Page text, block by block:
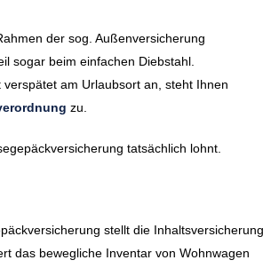
der sog. Außenversicherung
sogar beim einfachen Diebstahl.
am Urlaubsort an, steht Ihnen
zu.
tatsächlich lohnt.
stellt die Inhaltsversicherung
das bewegliche Inventar von Wohnwagen